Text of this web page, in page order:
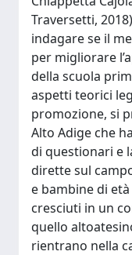
Traversetti,
indagare se il
per migliorare
della scuola
aspetti teorici
promozione, si
Alto Adige che
di questionari e
dirette sul
e bambine di
cresciuti in un
quello
rientrano nella